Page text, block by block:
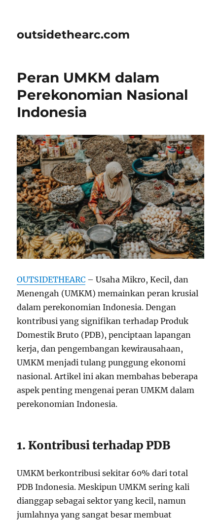
outsidethearc.com
Peran UMKM dalam
Perekonomian Nasional
Indonesia
OUTSIDETHEARC – Usaha Mikro, Kecil, dan
Menengah (UMKM) memainkan peran krusial
dalam perekonomian Indonesia. Dengan
kontribusi yang signifikan terhadap Produk
Domestik Bruto (PDB), penciptaan lapangan
kerja, dan pengembangan kewirausahaan,
UMKM menjadi tulang punggung ekonomi
nasional. Artikel ini akan membahas beberapa
aspek penting mengenai peran UMKM dalam
perekonomian Indonesia.
1. Kontribusi terhadap PDB
UMKM berkontribusi sekitar 60% dari total
PDB Indonesia. Meskipun UMKM sering kali
dianggap sebagai sektor yang kecil, namun
jumlahnya yang sangat besar membuat